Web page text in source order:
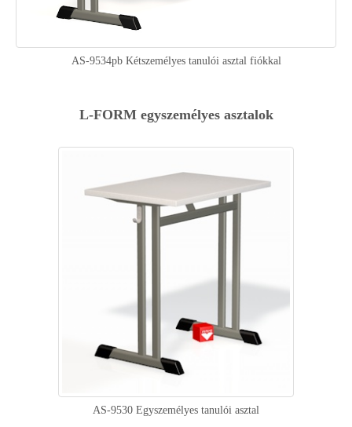
AS-9534pb Kétszemélyes tanulói asztal fiókkal
L-FORM egyszemélyes asztalok
AS-9530 Egyszemélyes tanulói asztal